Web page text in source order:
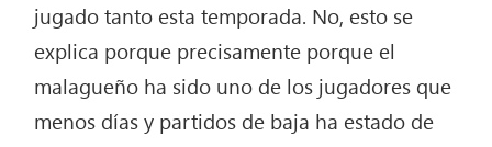
jugado tanto esta temporada. No, esto se
explica porque precisamente porque el
malagueño ha sido uno de los jugadores que
menos días y partidos de baja ha estado de